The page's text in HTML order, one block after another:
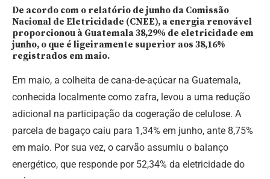
De acordo com o relatório de junho da Comissão
Nacional de Eletricidade (CNEE), a energia renovável
proporcionou à Guatemala 38,29% de eletricidade em
junho, o que é ligeiramente superior aos 38,16%
registrados em maio.
Em maio, a colheita de cana-de-açúcar na Guatemala,
conhecida localmente como zafra, levou a uma redução
adicional na participação da cogeração de celulose. A
parcela de bagaço caiu para 1,34% em junho, ante 8,75%
em maio. Por sua vez, o carvão assumiu o balanço
energético, que responde por 52,34% da eletricidade do